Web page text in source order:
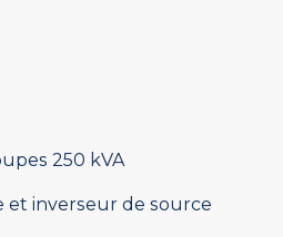
250 kVA
et inverseur de source